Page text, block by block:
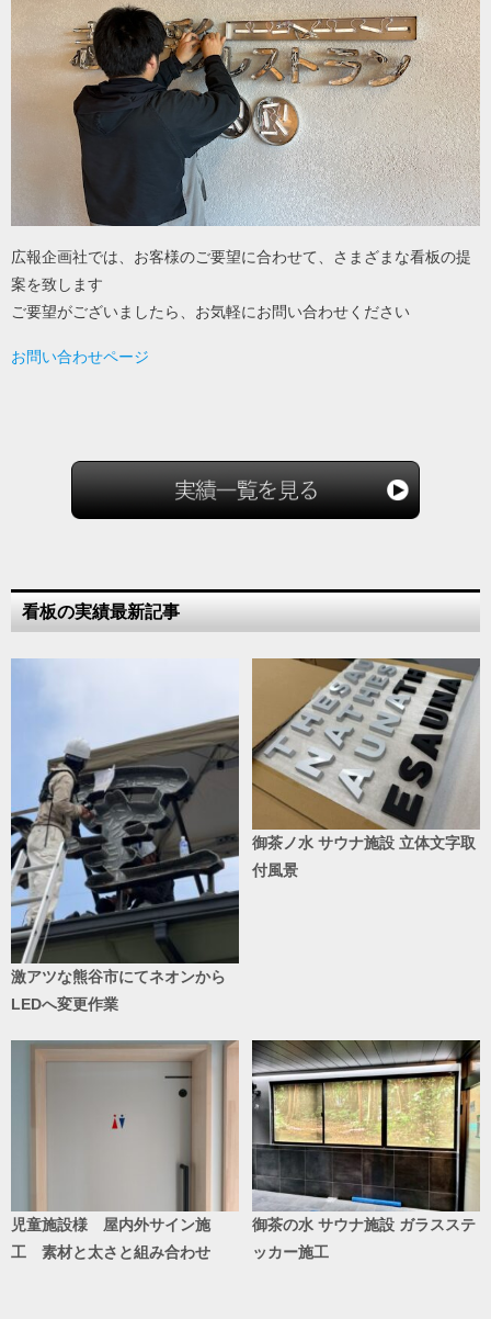
広報企画社では、お客様のご要望に合わせて、さまざまな看板の提
案を致します
ご要望がございましたら、お気軽にお問い合わせください
お問い合わせページ
看板の実績最新記事
激アツな熊谷市にてネオンから
LEDへ変更作業
御茶ノ水 サウナ施設 立体文字取
付風景
児童施設様 屋内外サイン施
工 素材と太さと組み合わせ
御茶の水 サウナ施設 ガラスステ
ッカー施工